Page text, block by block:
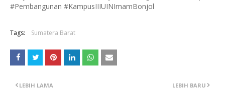
#Pembangunan #KampusIIIUINImamBonjol
Tags: Sumatera Barat
LEBIH BARU
LEBIH LAMA